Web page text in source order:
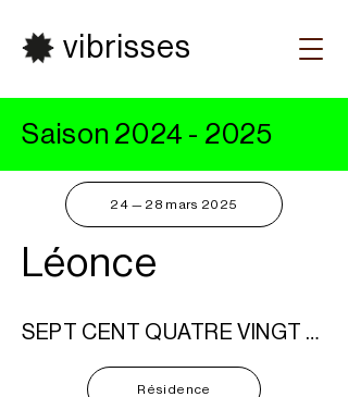
vibrisses
Saison 2024 - 2025
24 — 28 mars 2025
Léonce
SEPT CENT QUATRE VINGT TROIS - Cie 29.27
Résidence